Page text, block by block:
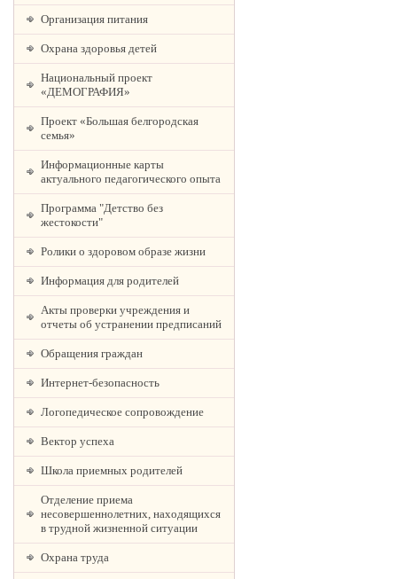
Организация питания
Охрана здоровья детей
Национальный проект
«ДЕМОГРАФИЯ»
Проект «Большая белгородская
семья»
Информационные карты
актуального педагогического опыта
Программа "Детство без
жестокости"
Ролики о здоровом образе жизни
Информация для родителей
Акты проверки учреждения и
отчеты об устранении предписаний
Обращения граждан
Интернет-безопасность
Логопедическое сопровождение
Вектор успеха
Школа приемных родителей
Отделение приема
несовершеннолетних, находящихся
в трудной жизненной ситуации
Охрана труда